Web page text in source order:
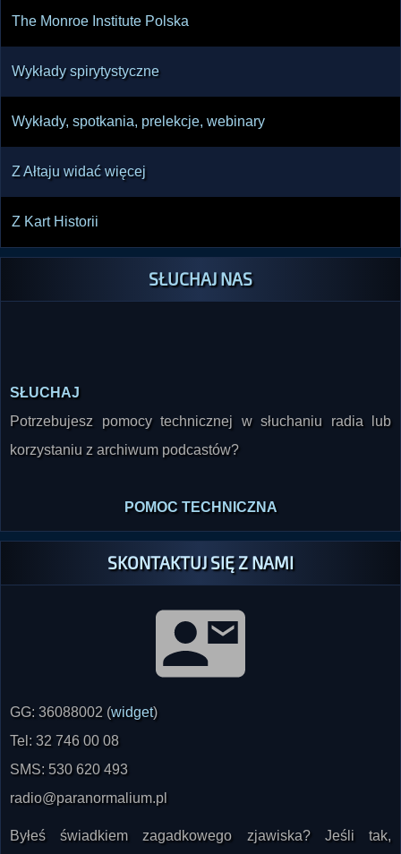
The Monroe Institute Polska
Wykłady spirytystyczne
Wykłady, spotkania, prelekcje, webinary
Z Ałtaju widać więcej
Z Kart Historii
SŁUCHAJ NAS
SŁUCHAJ
Potrzebujesz pomocy technicznej w słuchaniu radia lub
korzystaniu z archiwum podcastów?
POMOC TECHNICZNA
SKONTAKTUJ SIĘ Z NAMI
GG: 36088002 (widget)
Tel: 32 746 00 08
SMS: 530 620 493
radio@paranormalium.pl
Byłeś świadkiem zagadkowego zjawiska? Jeśli tak,